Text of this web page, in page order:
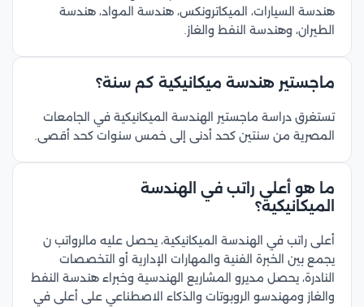
هندسة السيارات، الميكاترونكس، هندسة المواد، هندسة
الطيران، وهندسة النفط والغاز.
ماجستير هندسة ميكانيكية كم سنة؟
تستغرق دراسة ماجستير الهندسة الميكانيكية في الجامعات
المصرية من سنتين كحد أدنى إلى خمس سنوات كحد أقصى.
ما هو أعلى راتب في الهندسة
الميكانيكية؟
أعلى راتب في الهندسة الميكانيكية، يحصل عليه مالرواتب ن
يجمع بين الخبرة الفنية والمهارات الإدارية أو التخصصات
النادرة، يحصل مديرو المشاريع الهندسية وخبراء هندسة النفط
والغاز ومهندسو الروبوتات والذكاء الاصطناعي على أعلى في